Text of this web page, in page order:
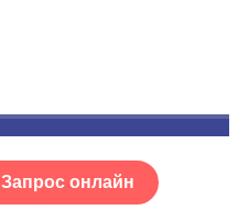
Запрос онлайн